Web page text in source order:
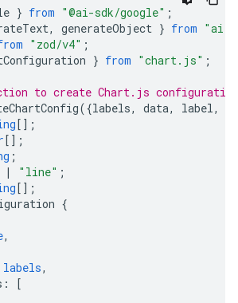
} from "@ai-sdk/google" ;
, generateObject } from "ai"
"zod/v4" ;
} from "chart.js" ;
to create Chart.js
({labels, data, label,
[];
[];
;
| "line" ;
[];
{
,
labels,
:
[